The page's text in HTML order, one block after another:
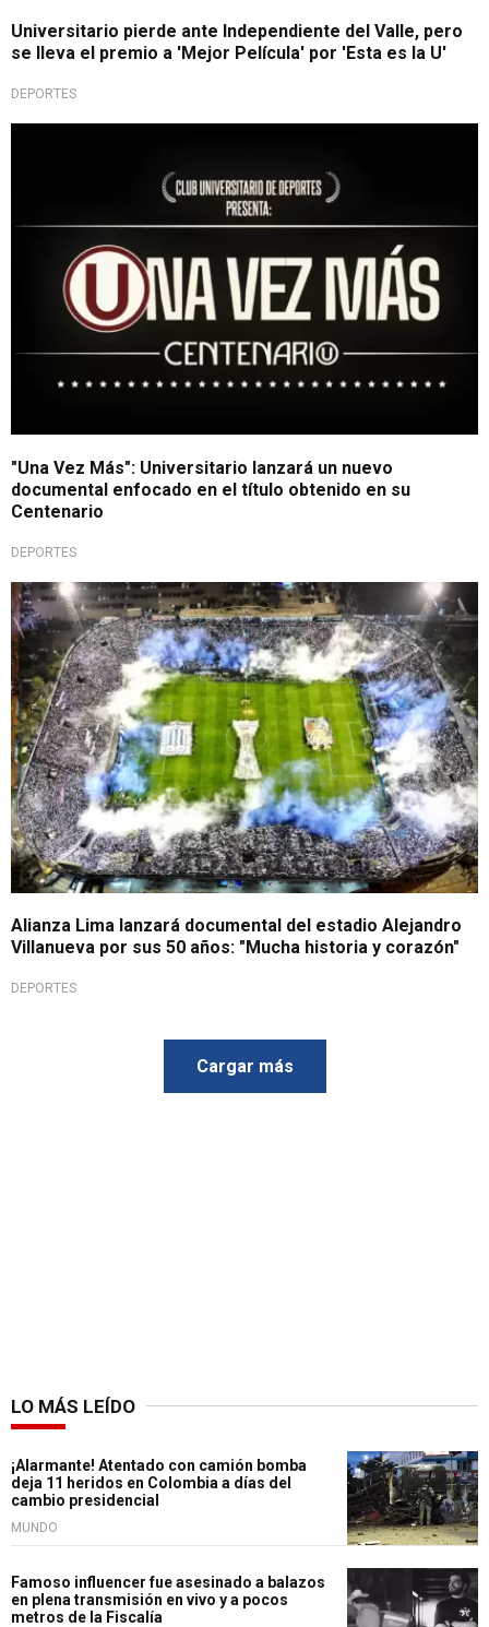
Universitario pierde ante Independiente del Valle, pero
se lleva el premio a 'Mejor Película' por 'Esta es la U'
DEPORTES
"Una Vez Más": Universitario lanzará un nuevo
documental enfocado en el título obtenido en su
Centenario
DEPORTES
"Rebautizado como La Caldera"
Alianza Lima lanzará documental del estadio Alejandro
Villanueva por sus 50 años: "Mucha historia y corazón"
DEPORTES
Cargar más
LO MÁS LEÍDO
¡Alarmante! Atentado con camión bomba
deja 11 heridos en Colombia a días del
cambio presidencial
MUNDO
Famoso influencer fue asesinado a balazos
en plena transmisión en vivo y a pocos
metros de la Fiscalía